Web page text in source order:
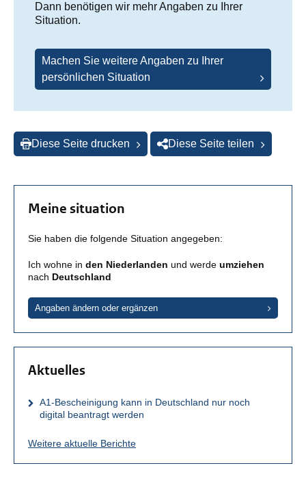
Dann benötigen wir mehr Angaben zu Ihrer
Situation.
Machen Sie weitere Angaben zu Ihrer
persönlichen Situation
Diese Seite drucken Diese Seite teilen
Meine situation
Sie haben die folgende Situation angegeben:
Ich wohne in den Niederlanden und werde umziehen
nach Deutschland
Angaben ändern oder ergänzen
Aktuelles
A1-Bescheinigung kann in Deutschland nur noch
digital beantragt werden
Weitere aktuelle Berichte